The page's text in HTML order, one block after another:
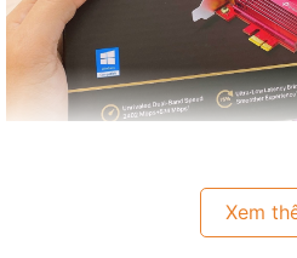
Tốc độ Wi-Fi 6 Phá vỡ rào
Xem